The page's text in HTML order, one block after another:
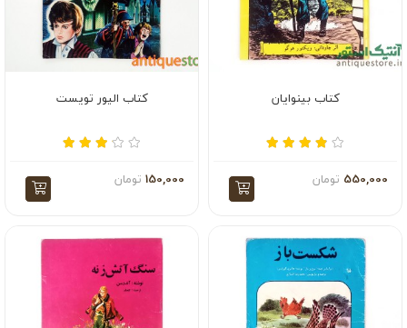
کتاب بینوایان
550,000 تومان
کتاب الیور تویست
150,000 تومان